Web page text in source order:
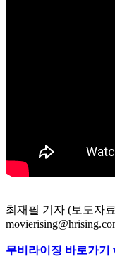
최재필 기자 (보도자
무비라이징 바로가기